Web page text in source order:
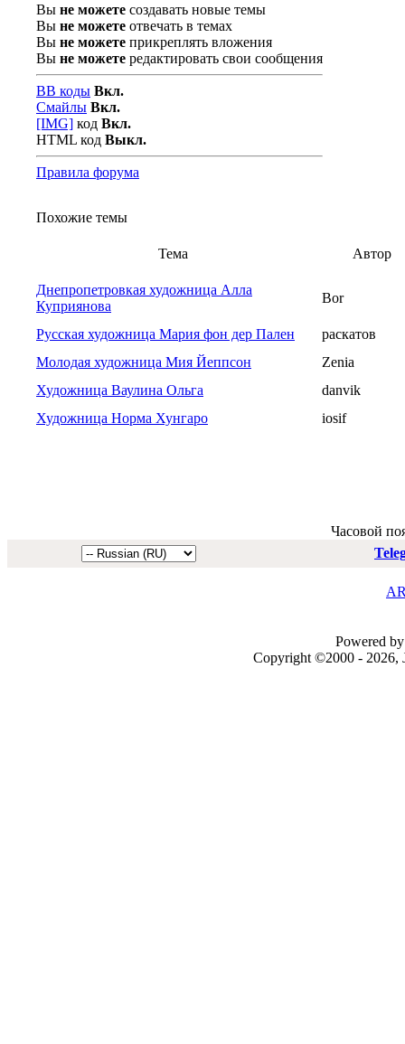
Вы не можете создавать новые темы
Вы не можете отвечать в темах
Вы не можете прикреплять вложения
Вы не можете редактировать свои сообщения
BB коды Вкл.
Смайлы Вкл.
[IMG] код Вкл.
HTML код Выкл.
Правила форума
Похожие темы
Тема Автор
Днепропетровкая художница Алла
Куприянова
Bor
Русская художница Мария фон дер Пален
раскатов
Молодая художница Мия Йеппсон
Zenia
Художница Ваулина Ольга
danvik
Художница Норма Хунгаро
iosif
Часовой
Powered
Copyright ©2000 - 2026,